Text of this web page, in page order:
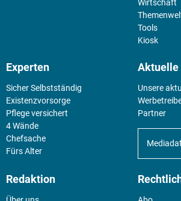
Wirtschaft
Tools
Kiosk
Experten
Sicher Selbstständig
Existenz­vorsorge
Pflege versichert
4 Wände
Chefsache
Fürs Alter
Aktuelle
Unsere
Partner
Redaktion